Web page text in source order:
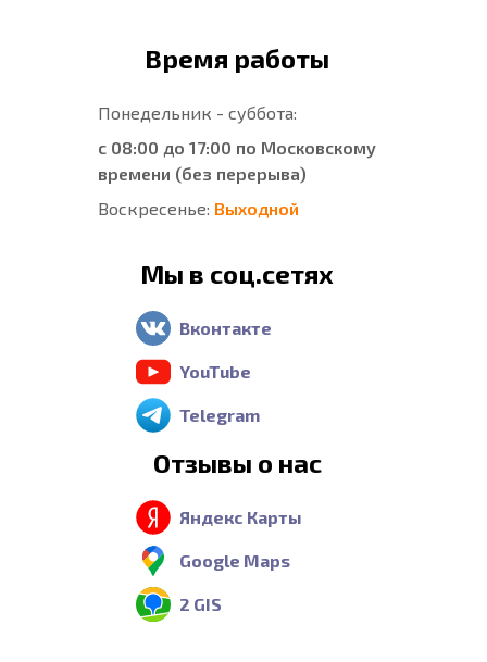
Время работы
Понедельник - суббота:
с 08:00 до 17:00 по Московскому
времени (без перерыва)
Воскресенье: Выходной
Мы в соц.сетях
Вконтакте
YouTube
Telegram
Отзывы о нас
Яндекс Карты
Google Maps
2 GIS